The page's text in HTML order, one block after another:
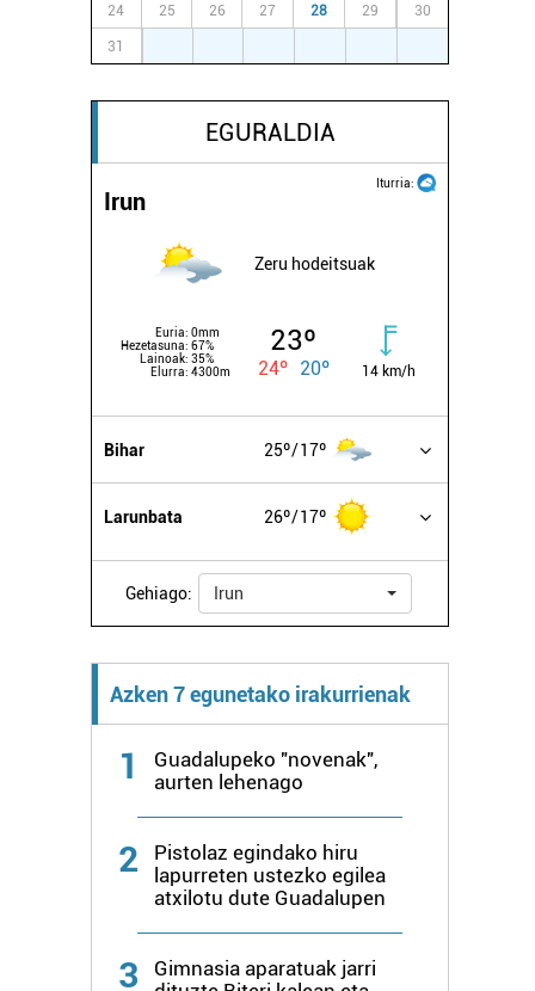
24 25 26 27 28 29 30
31
EGURALDIA
Iturria:
Irun
Zeru hodeitsuak
Euria: 0mm
Hezetasuna: 67%
Lainoak: 35%
Elurra: 4300m
23º
24º 20º 14 km/h
Bihar 25º 17º
Larunbata 26º 17º
Gehiago: Irun
Azken 7 egunetako irakurrienak
1
Guadalupeko "novenak",
aurten lehenago
2
Pistolaz egindako hiru
lapurreten ustezko egilea
atxilotu dute Guadalupen
3
Gimnasia aparatuak jarri